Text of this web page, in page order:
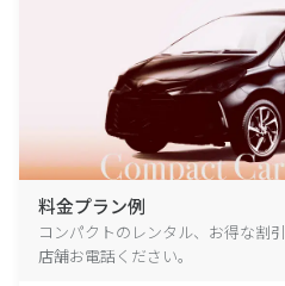
料金プラン例
コンパクトのレンタル、お得な割
店舗お電話ください。